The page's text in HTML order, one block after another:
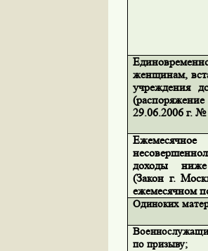
женщинам,
учреждения
29.06.2006 г.
доходы
(Закон г.
ежемесячном
Одиноких
по призыву;